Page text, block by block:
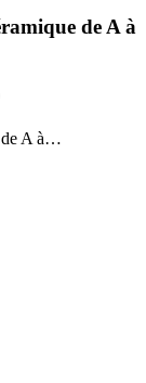
de A à
de A à…